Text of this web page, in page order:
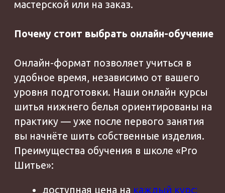
ИП Дросов Андрей Олегович
ИНН: 990103896937
ОГРНИП: 320508100198835
конфиденциальности
Договор-оферта
О школе